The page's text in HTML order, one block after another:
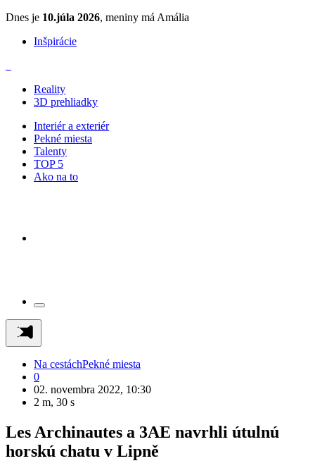
Dnes je 10.júla 2026, meniny má Amália
Inšpirácie
Reality
3D prehliadky
Interiér a exteriér
Pekné miesta
Talenty
TOP 5
Ako na to
Na cestáchPekné miesta
0
02. novembra 2022, 10:30
2 m, 30 s
Les Archinautes a 3AE navrhli útulnú
horskú chatu v Lipně